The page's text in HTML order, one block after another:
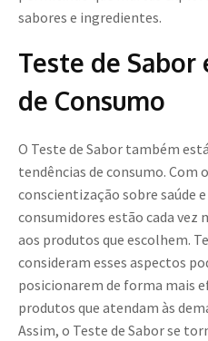
sabores e ingredientes.
Teste de Sabor
de Consumo
O Teste de Sabor também
tendências de consumo. Com
conscientização sobre saúde
consumidores estão cada vez
aos produtos que escolhem.
consideram esses aspectos
posicionarem de forma mais
produtos que atendam às
Assim, o Teste de Sabor se